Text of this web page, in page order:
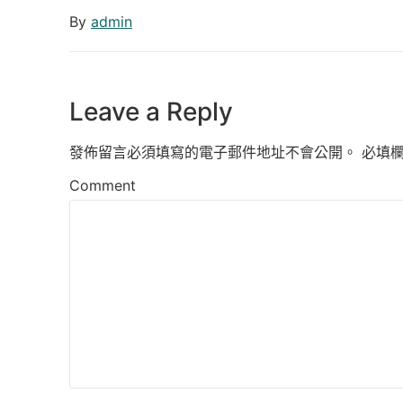
By admin
Leave a Reply
發佈留言必須填寫的電子郵件地址不會公開。 必填
Comment